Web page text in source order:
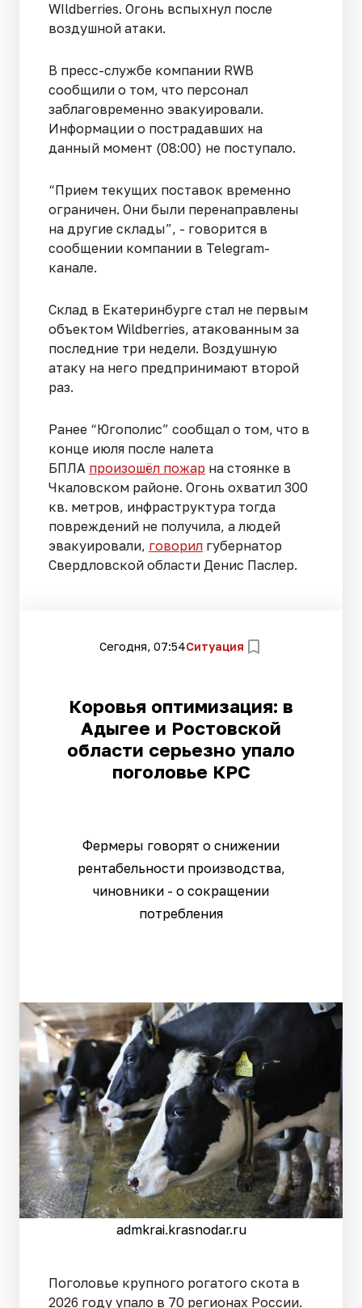
WIldberries. Огонь вспыхнул после
воздушной атаки.
В пресс-службе компании RWB
сообщили о том, что персонал
заблаговременно эвакуировали.
Информации о пострадавших на
данный момент (08:00) не поступало.
“Прием текущих поставок временно
ограничен. Они были перенаправлены
на другие склады”, - говорится в
сообщении компании в Telegram-
канале.
Склад в Екатеринбурге стал не первым
объектом Wildberries, атакованным за
последние три недели. Воздушную
атаку на него предпринимают второй
раз.
Ранее “Югополис” сообщал о том, что в
конце июля после налета
БПЛА произошёл пожар на стоянке в
Чкаловском районе. Огонь охватил 300
кв. метров, инфраструктура тогда
повреждений не получила, а людей
эвакуировали, говорил губернатор
Свердловской области Денис Паслер.
Сегодня, 07:54Ситуация
Коровья оптимизация: в
Адыгее и Ростовской
области серьезно упало
поголовье КРС
Фермеры говорят о снижении
рентабельности производства,
чиновники - о сокращении
потребления
admkrai.krasnodar.ru
Поголовье крупного рогатого скота в
2026 году упало в 70 регионах России.